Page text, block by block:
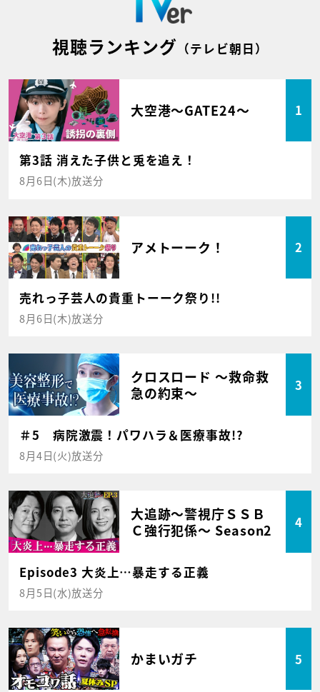
視聴ランキング （テレビ朝日）
大空港～GATE24～ 1
第3話 消えた子供と兎を追え！
8月6日(木)放送分
アメトーーク！ 2
売れっ子芸人の貴重トーーク祭り!!
8月6日(木)放送分
クロスロード ～救命救
急の約束～
3
＃5 病院激震！パワハラ＆医療事故!?
8月4日(火)放送分
大追跡～警視庁ＳＳＢ
Ｃ強行犯係～ Season2
4
Episode3 大炎上…暴走する正義
8月5日(水)放送分
かまいガチ 5